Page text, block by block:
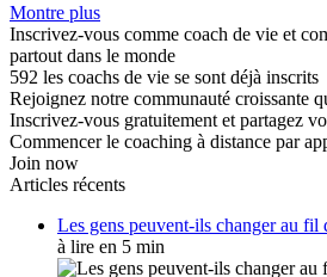
Montre plus
Inscrivez-vous comme coach de vie et
partout dans le monde
592 les coachs de vie se sont déjà inscrits
Rejoignez notre communauté croissante
Inscrivez-vous gratuitement et partagez
Commencer le coaching à distance par
Join now
Articles récents
Les gens peuvent-ils changer au fil
à lire en 5 min